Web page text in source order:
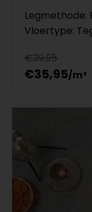
Legmethode:
Vloertype:
€39,95
€35,95